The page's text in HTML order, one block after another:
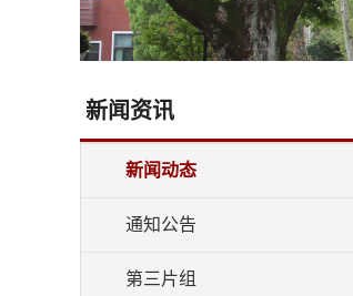
新闻资讯
新闻动态
通知公告
第三片组